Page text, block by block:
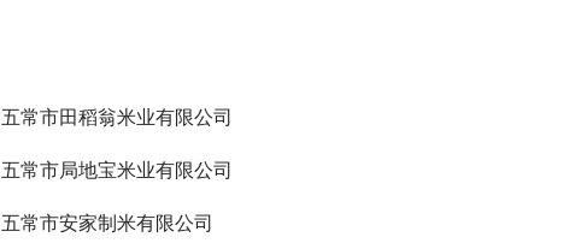
五常市田稻翁米业有限公司
五常市局地宝米业有限公司
五常市安家制米有限公司